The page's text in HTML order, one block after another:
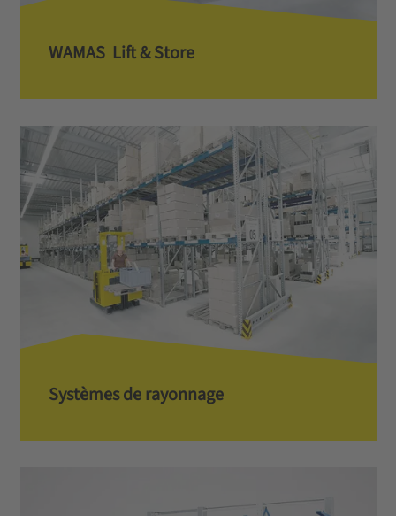
WAMAS ­­­­­­­­­­­­­­­­­­­­­­­­ Lift & Store
Systèmes de rayonnage